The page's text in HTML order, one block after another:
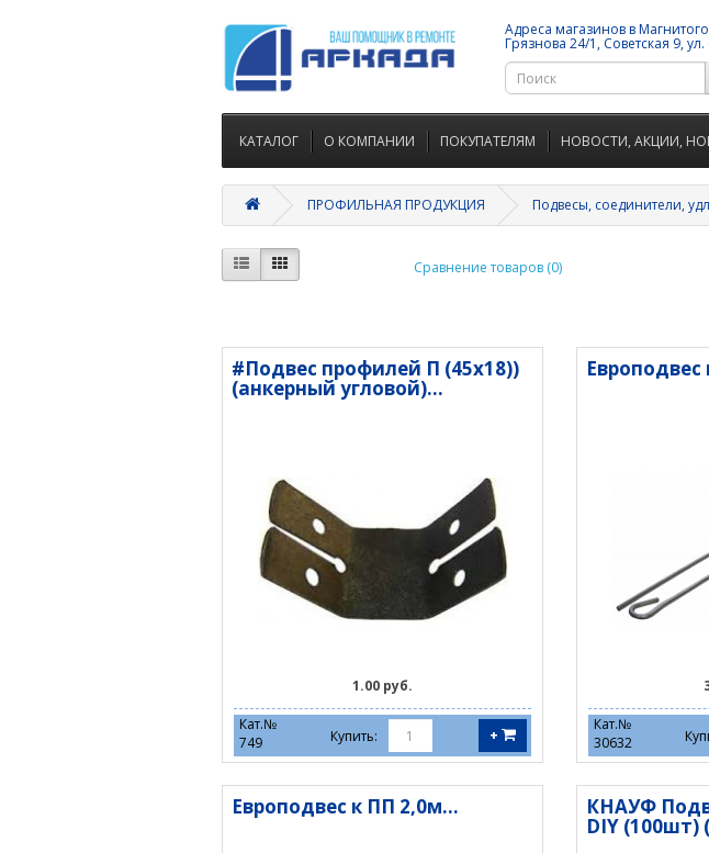
Адреса магазинов в
Грязнова 24/1, Советская 9,
КАТАЛОГ О КОМПАНИИ ПОКУПАТЕЛЯМ НОВОСТИ, АКЦИИ,
ПРОФИЛЬНАЯ ПРОДУКЦИЯ Подвесы, соединители,
Сравнение товаров (0)
#Подвес профилей П (45х18))
(анкерный угловой)...
1.00 руб.
Кат.№
749
Купить: +
Кат.№
30632
Европодвес к ПП 2,0м... КНАУФ
DIY (100шт)